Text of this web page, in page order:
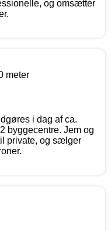
og omsætter
i dag af ca.
byggecentre. Jem og
private, og sælger